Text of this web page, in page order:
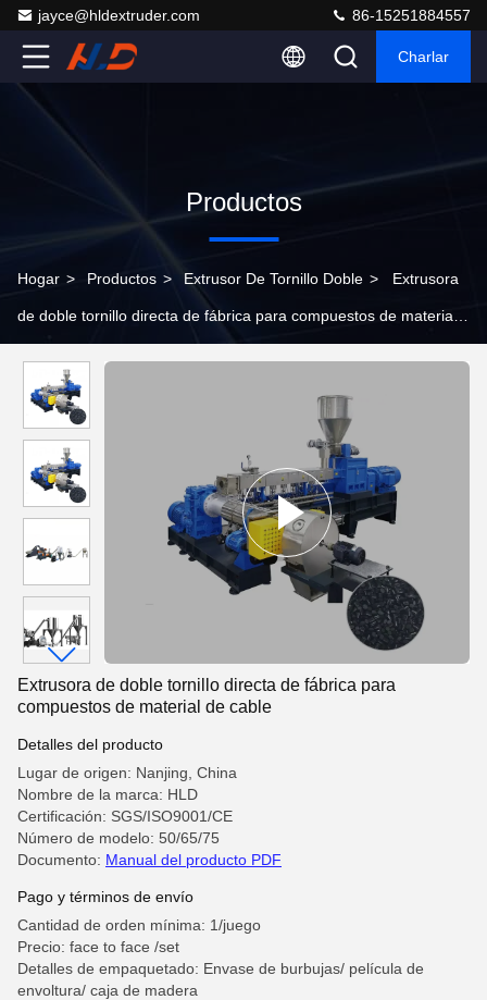
jayce@hldextruder.com 86-15251884557
Charlar
Productos
Hogar > Productos > Extrusor De Tornillo Doble > Extrusora
de doble tornillo directa de fábrica para compuestos de material
Extrusora de doble tornillo directa de fábrica para
compuestos de material de cable
Detalles del producto
Lugar de origen: Nanjing, China
Nombre de la marca: HLD
Certificación: SGS/ISO9001/CE
Número de modelo: 50/65/75
Documento: Manual del producto PDF
Pago y términos de envío
Cantidad de orden mínima: 1/juego
Precio: face to face /set
Detalles de empaquetado: Envase de burbujas/ película de
envoltura/ caja de madera